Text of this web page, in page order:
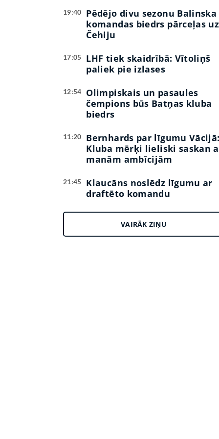
19:40
Pēdējo divu sezonu Balinska
komandas biedrs pārceļas uz
Čehiju
17:05
LHF tiek skaidrībā: Vītoliņš
paliek pie izlases
12:54
Olimpiskais un pasaules
čempions būs Batņas kluba
biedrs
11:20
Bernhards par līgumu Vācijā:
Kluba mērķi lieliski saskan
manām ambīcijām
21:45
Klaucāns noslēdz līgumu ar
draftēto komandu
VAIRĀK ZIŅU